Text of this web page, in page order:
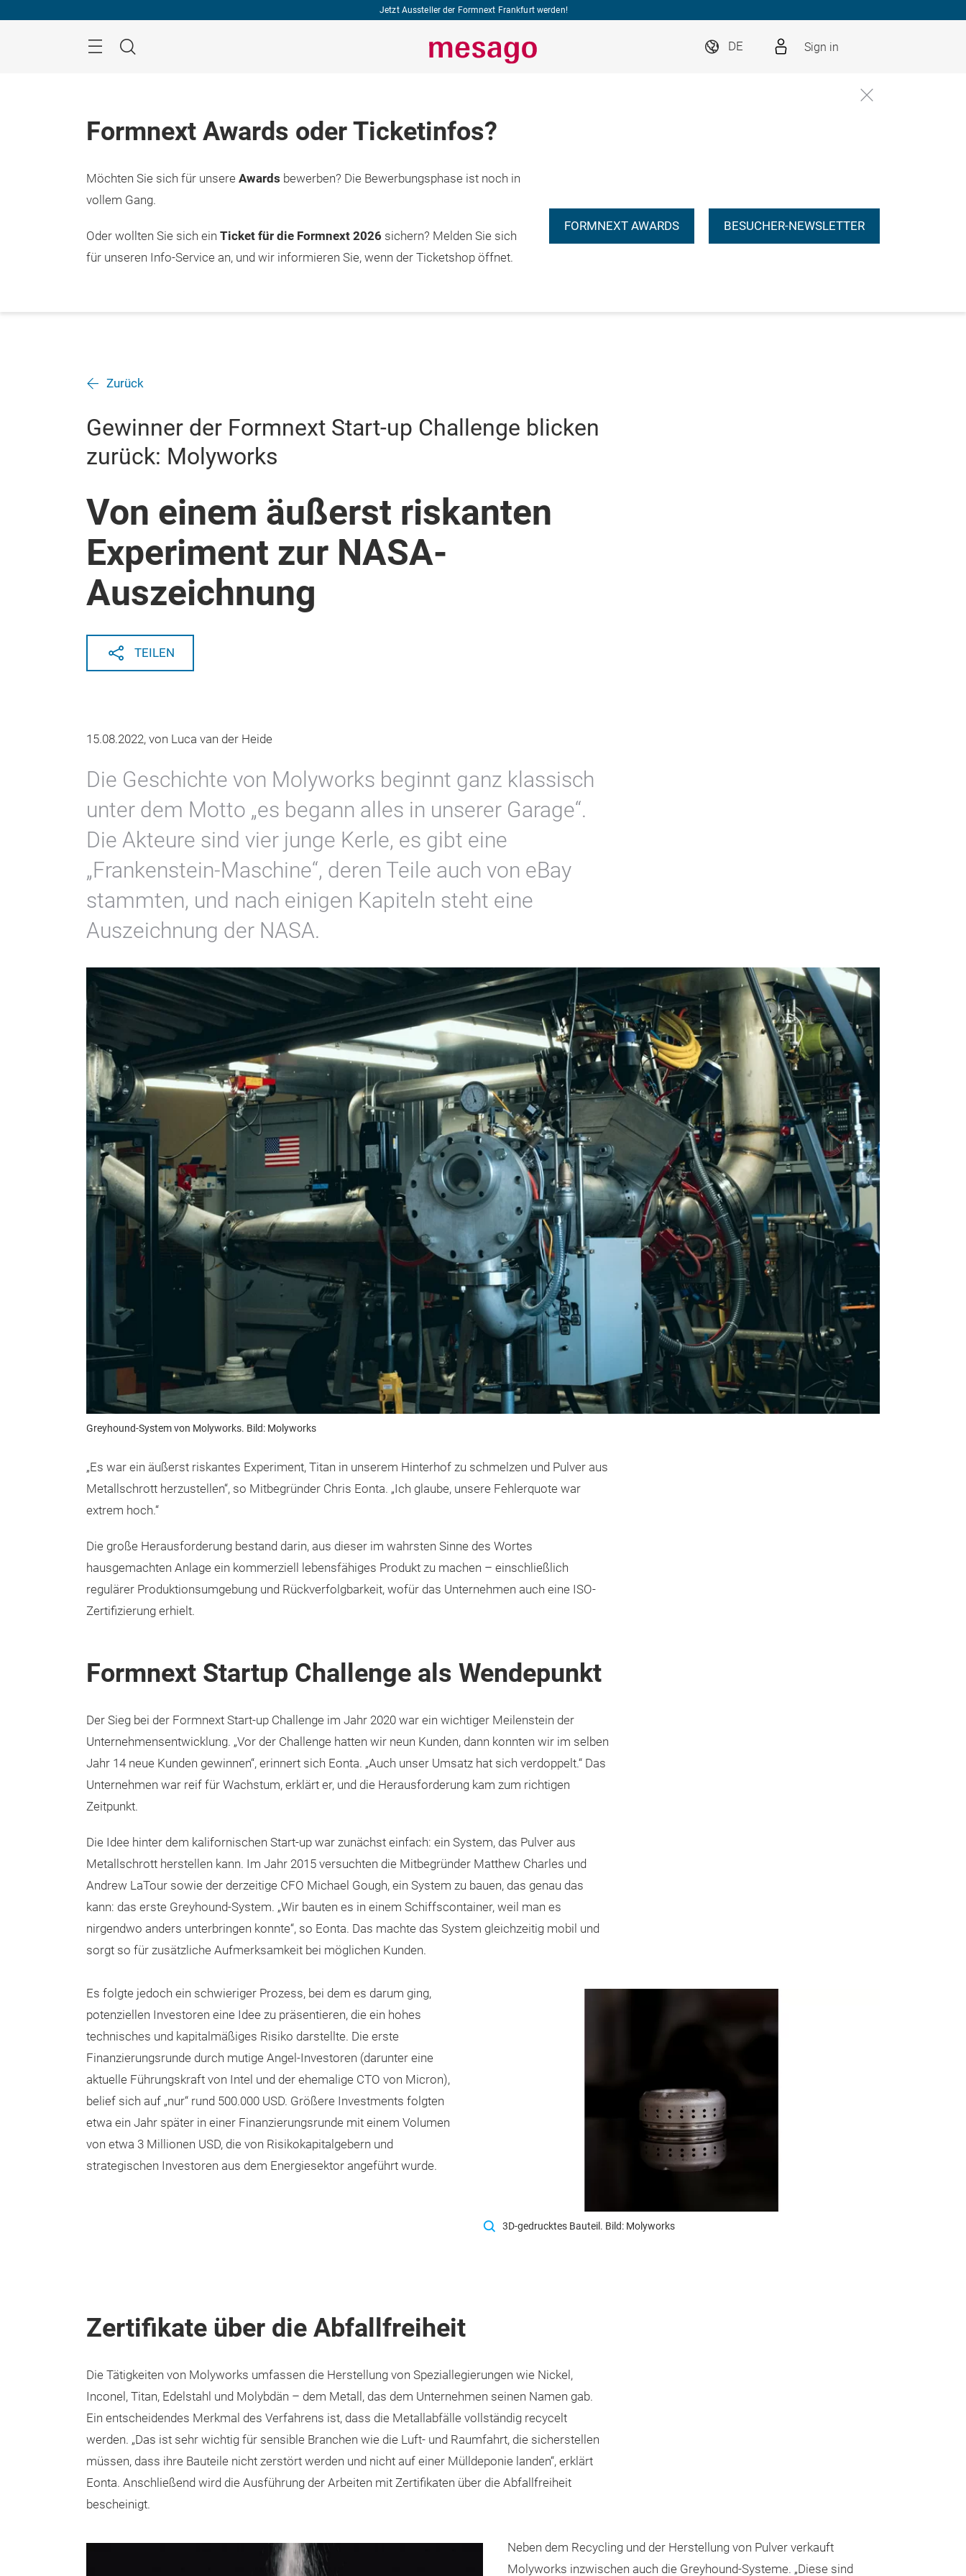
Jetzt Aussteller der Formnext Frankfurt werden!
Suche
DE Sign in
Formnext Awards oder Ticketinfos?
Möchten Sie sich für unsere Awards bewerben? Die Bewerbungsphase ist noch in
vollem Gang.
Oder wollten Sie sich ein Ticket für die Formnext 2026 sichern? Melden Sie sich
für unseren Info-Service an, und wir informieren Sie, wenn der Ticketshop öffnet.
FORMNEXT AWARDS BESUCHER-NEWSLETTER
Zurück
Gewinner der Formnext Start-up Challenge blicken
zurück: Molyworks
Von einem äußerst riskanten
Experiment zur NASA-
Auszeichnung
TEILEN
15.08.2022, von Luca van der Heide
Die Geschichte von Molyworks beginnt ganz klassisch
unter dem Motto „es begann alles in unserer Garage“.
Die Akteure sind vier junge Kerle, es gibt eine
„Frankenstein-Maschine“, deren Teile auch von eBay
stammten, und nach einigen Kapiteln steht eine
Auszeichnung der NASA.
Greyhound-System von Molyworks. Bild: Molyworks
„Es war ein äußerst riskantes Experiment, Titan in unserem Hinterhof zu schmelzen und Pulver aus
Metallschrott herzustellen“, so Mitbegründer Chris Eonta. „Ich glaube, unsere Fehlerquote war
extrem hoch.“
Die große Herausforderung bestand darin, aus dieser im wahrsten Sinne des Wortes
hausgemachten Anlage ein kommerziell lebensfähiges Produkt zu machen – einschließlich
regulärer Produktionsumgebung und Rückverfolgbarkeit, wofür das Unternehmen auch eine ISO-
Zertifizierung erhielt.
Formnext Startup Challenge als Wendepunkt
Der Sieg bei der Formnext Start-up Challenge im Jahr 2020 war ein wichtiger Meilenstein der
Unternehmensentwicklung. „Vor der Challenge hatten wir neun Kunden, dann konnten wir im selben
Jahr 14 neue Kunden gewinnen“, erinnert sich Eonta. „Auch unser Umsatz hat sich verdoppelt.“ Das
Unternehmen war reif für Wachstum, erklärt er, und die Herausforderung kam zum richtigen
Zeitpunkt.
Die Idee hinter dem kalifornischen Start-up war zunächst einfach: ein System, das Pulver aus
Metallschrott herstellen kann. Im Jahr 2015 versuchten die Mitbegründer Matthew Charles und
Andrew LaTour sowie der derzeitige CFO Michael Gough, ein System zu bauen, das genau das
kann: das erste Greyhound-System. „Wir bauten es in einem Schiffscontainer, weil man es
nirgendwo anders unterbringen konnte“, so Eonta. Das machte das System gleichzeitig mobil und
sorgt so für zusätzliche Aufmerksamkeit bei möglichen Kunden.
3D-gedrucktes Bauteil. Bild: Molyworks
Es folgte jedoch ein schwieriger Prozess, bei dem es darum ging,
potenziellen Investoren eine Idee zu präsentieren, die ein hohes
technisches und kapitalmäßiges Risiko darstellte. Die erste
Finanzierungsrunde durch mutige Angel-Investoren (darunter eine
aktuelle Führungskraft von Intel und der ehemalige CTO von Micron),
belief sich auf „nur“ rund 500.000 USD. Größere Investments folgten
etwa ein Jahr später in einer Finanzierungsrunde mit einem Volumen
von etwa 3 Millionen USD, die von Risikokapitalgebern und
strategischen Investoren aus dem Energiesektor angeführt wurde.
Zertifikate über die Abfallfreiheit
Die Tätigkeiten von Molyworks umfassen die Herstellung von Speziallegierungen wie Nickel,
Inconel, Titan, Edelstahl und Molybdän – dem Metall, das dem Unternehmen seinen Namen gab.
Ein entscheidendes Merkmal des Verfahrens ist, dass die Metallabfälle vollständig recycelt
werden. „Das ist sehr wichtig für sensible Branchen wie die Luft- und Raumfahrt, die sicherstellen
müssen, dass ihre Bauteile nicht zerstört werden und nicht auf einer Mülldeponie landen“, erklärt
Eonta. Anschließend wird die Ausführung der Arbeiten mit Zertifikaten über die Abfallfreiheit
bescheinigt.
Neben dem Recycling und der Herstellung von Pulver verkauft
Molyworks inzwischen auch die Greyhound-Systeme. „Diese sind